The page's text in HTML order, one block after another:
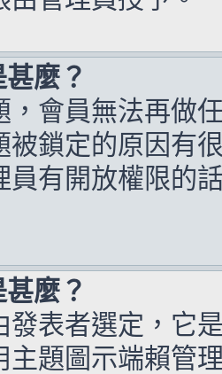
麼？
，會員無法再做
被鎖定的原因有
員有開放權限的
麼？
發表者選定，它
主題圖示端賴管